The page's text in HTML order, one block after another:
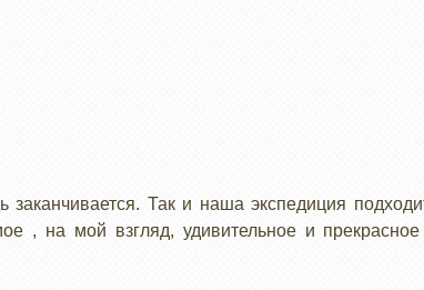
Так и наша экспедиция
, на мой взгляд, удивительное и